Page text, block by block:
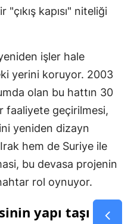
"çıkış kapısı" niteliği
işler hale
yerini koruyor. 2003
olan bu hattın 30
faaliyete geçirilmesi,
yeniden dizayn
hem de Suriye ile
bu devasa projenin
rol oynuyor.
yapı taşı